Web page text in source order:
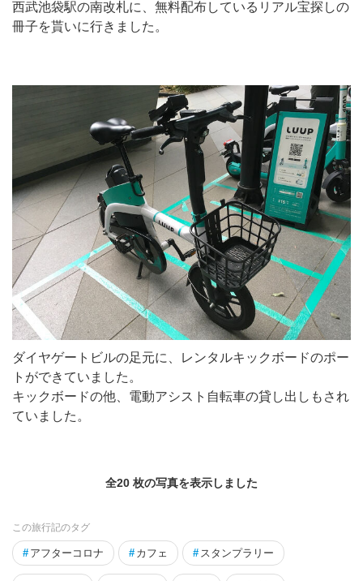
西武池袋駅の南改札に、無料配布しているリアル宝探しの
冊子を貰いに行きました。
ダイヤゲートビルの足元に、レンタルキックボードのポー
トができていました。
キックボードの他、電動アシスト自転車の貸し出しもされ
ていました。
全20 枚の写真を表示しました
この旅行記のタグ
# アフターコロナ # カフェ # スタンプラリー